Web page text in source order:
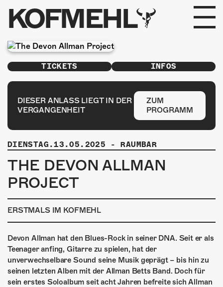
KOFMEHL
PROGRAMM
FABRIKGEFLÜSTER
GALERIE
FOTOGALERIE
PHOTOMAT
INFOS
KONTAKT
ÜBER UNS
GÖNNEREI
SHOP
TICKETS INFOS
DIESER ANLASS LIEGT IN DER
VERGANGENHEIT
ZUM
PROGRAMM
DIENSTAG.13.05.2025 - RAUMBAR
THE DEVON ALLMAN
PROJECT
ERSTMALS IM KOFMEHL
Devon Allman hat den Blues-Rock in seiner DNA. Seit er als
Teenager anfing, Gitarre zu spielen, hat der
unverwechselbare Sound seine Musik geprägt – bis hin zu
seinen letzten Alben mit der Allman Betts Band. Doch für
sein erstes Soloalbum seit acht Jahren befreite sich Allman